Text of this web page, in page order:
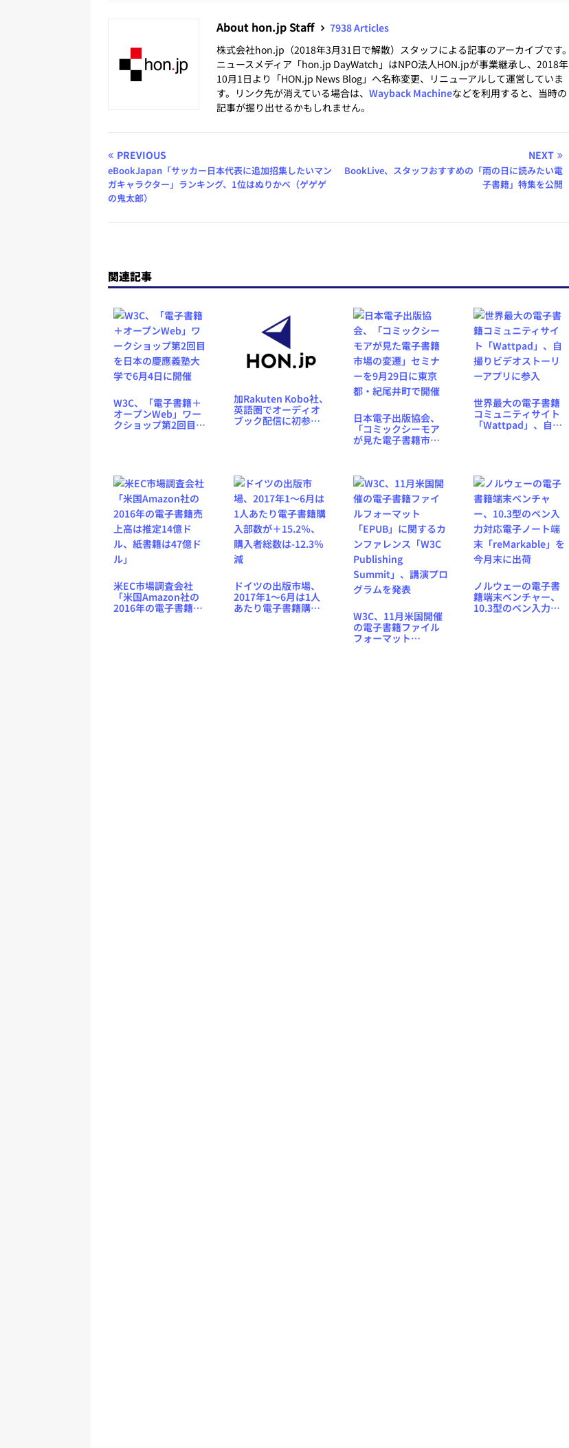
About hon.jp Staff
7938 Articles
株式会社hon.jp（2018年3月31日で解散）スタッフによる記事のアーカイブです。
ニュースメディア「hon.jp DayWatch」はNPO法人HON.jpが事業継承し、2018年
10月1日より「HON.jp News Blog」へ名称変更、リニューアルして運営していま
す。リンク先が消えている場合は、 Wayback Machineなどを利用すると、当時の
記事が掘り出せるかもしれません。
PREVIOUS
eBookJapan「サッカー日本代表に追加招集したいマン
ガキャラクター」ランキング、1位はぬりかべ（ゲゲゲ
の鬼太郎）
NEXT
BookLive、スタッフおすすめの「雨の日に読みたい電
子書籍」特集を公開
関連記事
W3C、「電子書籍＋
オープンWeb」ワー
クショップ第2回目を
加Rakuten Kobo社、
英語圏でオーディオ
ブック配信に初参
日本電子出版協会、
「コミックシーモア
が見た電子書籍市場
尾井町で開催
世界最大の電子書籍
コミュニティサイト
「Wattpad」、自撮
米EC市場調査会社
「米国Amazon社の
2016年の電子書籍売
ドイツの出版市場、
2017年1〜6月は1人
あたり電子書籍購入
W3C、11月米国開催
の電子書籍ファイル
フォーマット
ノルウェーの電子書
籍端末ベンチャー、
10.3型のペン入力対